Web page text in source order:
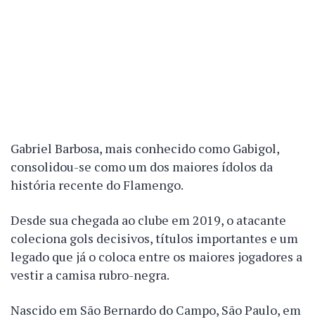
Gabriel Barbosa, mais conhecido como Gabigol,
consolidou-se como um dos maiores ídolos da
história recente do Flamengo.
Desde sua chegada ao clube em 2019, o atacante
coleciona gols decisivos, títulos importantes e um
legado que já o coloca entre os maiores jogadores a
vestir a camisa rubro-negra.
Nascido em São Bernardo do Campo, São Paulo, em